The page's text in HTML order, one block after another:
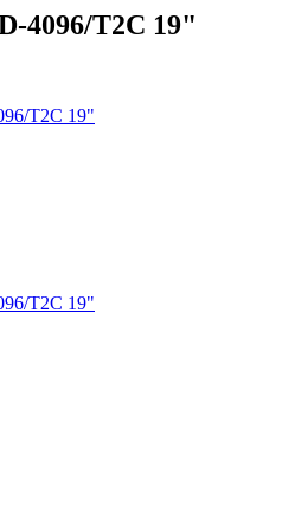
4096/T2C 19"